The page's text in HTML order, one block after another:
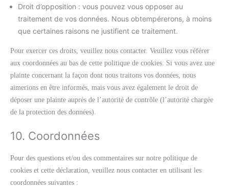
Droit d’opposition : vous pouvez vous opposer au
traitement de vos données. Nous obtempérerons, à moins
que certaines raisons ne justifient ce traitement.
Pour exercer ces droits, veuillez nous contacter. Veuillez vous référer
aux coordonnées au bas de cette politique de cookies. Si vous avez une
plainte concernant la façon dont nous traitons vos données, nous
aimerions en être informés, mais vous avez également le droit de
déposer une plainte auprès de l’autorité de contrôle (l’autorité chargée
de la protection des données).
10. Coordonnées
Pour des questions et/ou des commentaires sur notre politique de
cookies et cette déclaration, veuillez nous contacter en utilisant les
coordonnées suivantes :